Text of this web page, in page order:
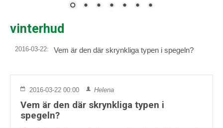
vinterhud
2016-03-22: Vem är den där skrynkliga typen i spegeln?
2016-03-22 00:00 Helena
Vem är den där skrynkliga typen i
spegeln?